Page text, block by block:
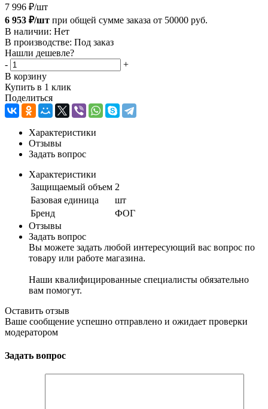
7 996 ₽/шт
6 953 ₽/шт при общей сумме заказа от 50000 руб.
В наличии: Нет
В производстве: Под заказ
Нашли дешевле?
-
+
В корзину
Купить в 1 клик
Поделиться
Характеристики
Отзывы
Задать вопрос
Характеристики
Защищаемый объем 2
Базовая единица
шт
Бренд
ФОГ
Отзывы
Задать вопрос
Вы можете задать любой интересующий вас вопрос по
товару или работе магазина.
Наши квалифицированные специалисты обязательно
вам помогут.
Оставить отзыв
Ваше сообщение успешно отправлено и ожидает проверки
модератором
Задать вопрос